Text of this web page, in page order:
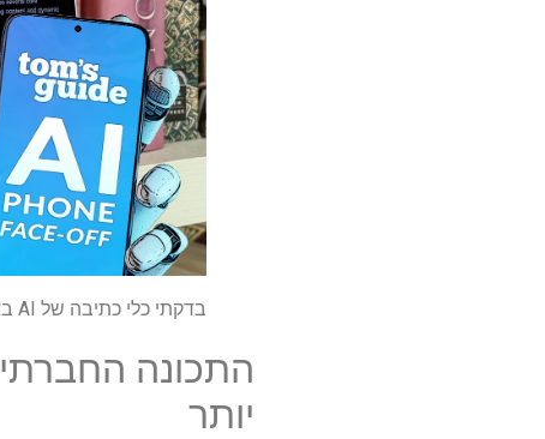
בדקתי כלי כתיבה של AI באייפון לעומת גלקסי מול פיקסל – הנה המנצח
יותר